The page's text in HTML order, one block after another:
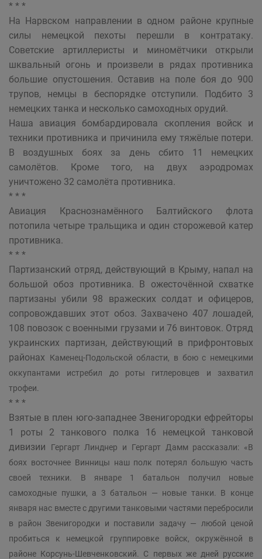
* * *
На Нарвском направлении в одном районе крупные
силы немецкой пехоты перешли в контратаку.
Советские артиллеристы и миномётчики открыли
шквальный огонь и произвели в рядах противника
большие опустошения. Оставив на поле боя до 900
трупов, немцы в беспорядке отступили. Подбито 3
немецких танка и несколько самоходных орудий.
Наша авиация бомбардировала скопления войск и
техники противника и причинила ему тяжёлые потери.
В воздушных боях за день сбито 11 немецких
самолётов. Кроме того, на двух аэродромах
уничтожено 32 самолёта противника.
* * *
Авиация Краснознамённого Балтийского флота
потопила четыре тральщика и один сторожевой катер
противника.
* * *
Партизанский отряд, действующий в Крыму, напал на
большой обоз противника. В ожесточённой схватке
партизаны убили 98 вражеских солдат и офицеров,
сопровождавших этот обоз. Захвачено 407 лошадей,
108 повозок с военными грузами и 76 винтовок. Отряд
украинских партизан, действующий в прифронтовых
районах
Каменец-Подольской области, в бою с немецкими
оккупантами истребил до роты гитлеровцев и захватил
трофеи.
* * *
Взятые в плен юго-западнее Звенигородки ефрейторы
1 роты 2 танкового полка 16 немецкой танковой
дивизии
Гергарт Линднер и Гергарт Дамм рассказали: «В
боях восточнее Винницы наш полк потерял большую часть
своей техники. В январе 1 батальон получил новые
самоходные пушки, а 3 батальон — новые танки. В конце
января нас вместе с другими танковыми частями перебросили
в район Звенигородки и поставили задачу — любой ценой
пробиться к немецкой группировке войск, окружённой в
районе Корсунь-Шевченковский. С первых же дней русские